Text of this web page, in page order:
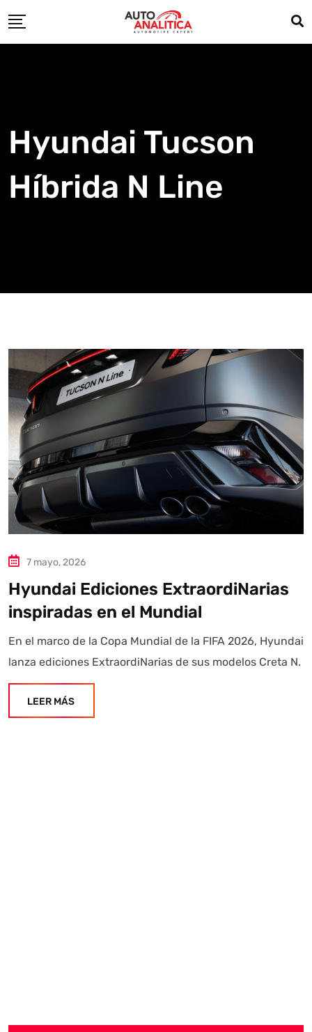
to
Hyundai Tucson
Híbrida N Line
7 mayo, 2026
Hyundai Ediciones ExtraordiNarias
inspiradas en el Mundial
En el marco de la Copa Mundial de la FIFA 2026, Hyundai
lanza ediciones ExtraordiNarias de sus modelos Creta N.
LEER MÁS
Autoanalítica IA Agente Inteligente
Estoy aquí para encontrar lo que necesitas. ¿Qué estás
buscando? "Este asistente con IA (OpenAI) ofrece
información referencial que puede contener errores.
Asistente con IA en desarrollo. Autoanalítica optimiza
diariamente su exactitud."